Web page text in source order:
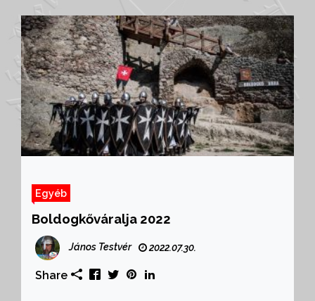
Egyéb
Boldogkőváralja 2022
János Testvér 2022.07.30.
Share